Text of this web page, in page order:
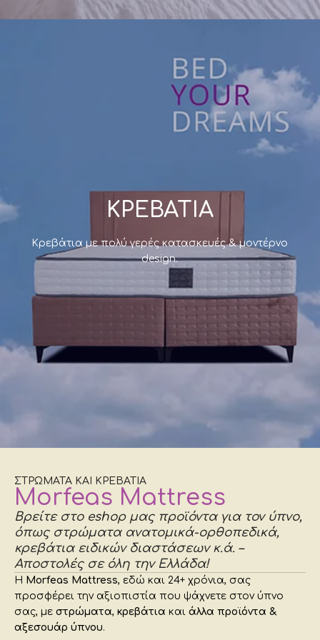
Κρεβάτια ύπνου
Ανθεκτικές κατασκευές κρεβατιών, με την εγγύηση
Mattress
Δείτε τα online
ΚΡΕΒΑΤΙΑ
Κρεβάτια με πολύ γερές κατασκευές & μοντέρνο
design.
ΣΤΡΩΜΑΤΑ ΚΑΙ ΚΡΕΒΑΤΙΑ
Morfeas Mattress
Βρείτε στο eshop μας προϊόντα για τον ύπνο,
όπως στρώματα ανατομικά-ορθοπεδικά,
κρεβάτια ειδικών διαστάσεων κ.ά. –
Αποστολές σε όλη την Ελλάδα!
Η Morfeas Mattress, εδώ και 24+ χρόνια, σας
προσφέρει την αξιοπιστία που ψάχνετε στον ύπνο
σας, με στρώματα, κρεβάτια και άλλα προϊόντα &
αξεσουάρ ύπνου.